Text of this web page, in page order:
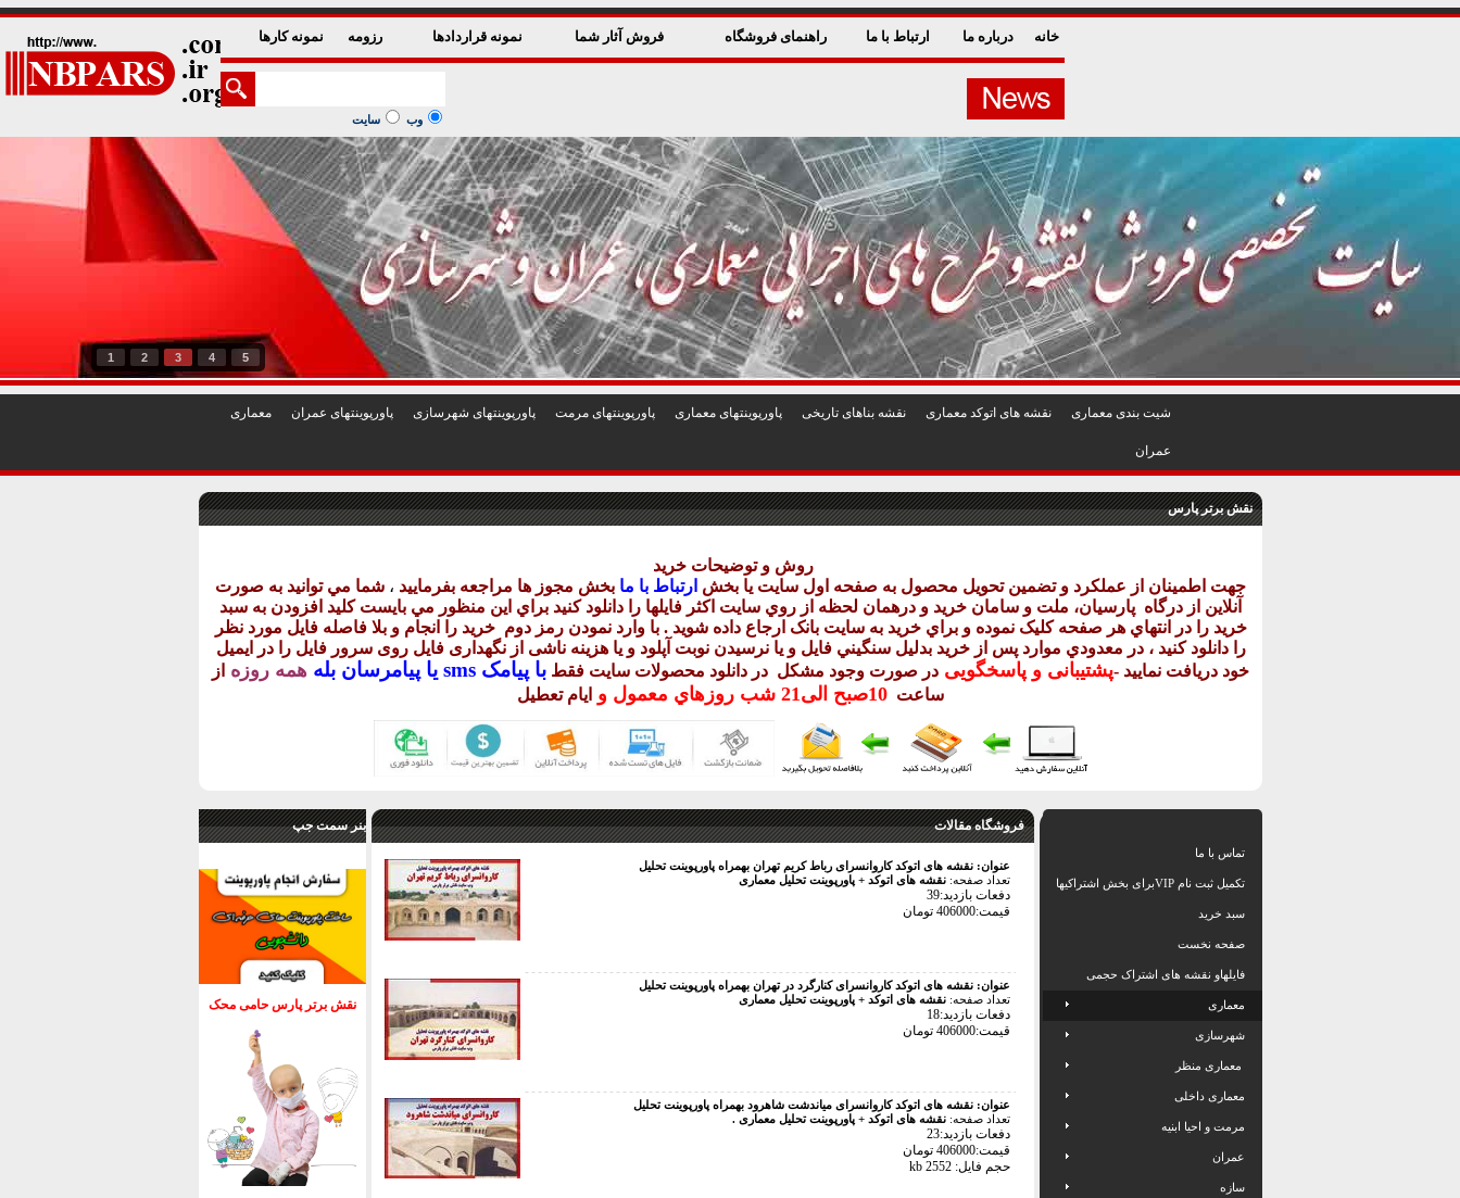
خانه درباره ما ارتباط با ما راهنمای فروشگاه فروش آثار شما نمونه قراردادها رزومه نمونه کارها
وب سایت
1 2 3 4 5
شيت بندی معماری نقشه های اتوکد معماری نقشه بناهای تاريخی پاورپوينتهای معماری پاورپوينتهای مرمت پاورپوينتهای شهرسازی پاورپوينتهای عمران معماری
عمران
نقش برتر پارس
روش و توضيحات خريد
جهت اطمينان از عملکرد و تضمين تحويل محصول به صفحه اول سايت يا بخش ارتباط با ما بخش مجوز ها مراجعه بفرماييد ، شما مي توانيد به صورت
آنلاين از درگاه پارسيان، ملت و سامان خريد و درهمان لحظه از روي سايت اکثر فايلها را دانلود کنيد براي اين منظور مي بايست کليد افزودن به سبد
خريد را در انتهاي هر صفحه کليک نموده و براي خريد به سايت بانک ارجاع داده شويد . با وارد نمودن رمز دوم خريد را انجام و بلا فاصله فايل مورد نظر
را دانلود کنيد ، در معدودي موارد پس از خريد بدليل سنگيني فايل و يا نرسيدن نوبت آپلود و يا هزينه ناشی از نگهداری فايل روی سرور فايل را در ايميل
خود دريافت نماييد -پشتيبانی و پاسخگويی در صورت وجود مشکل در دانلود محصولات سايت فقط با پيامک sms يا پيامرسان بله همه روزه از
ساعت 10صبح الی21 شب روزهاي معمول و ايام تعطيل
بنر سمت جپ
نقش برتر پارس حامی محک
فروشگاه مقالات
عنوان: نقشه های اتوکد کاروانسرای رباط کریم تهران بهمراه پاورپوینت تحلیل
تعداد صفحه: نقشه های اتوکد + پاورپوینت تحلیل معماری
دفعات بازدید:39
قیمت:406000 تومان
عنوان: نقشه های اتوکد کاروانسرای کنارگرد در تهران بهمراه پاورپوینت تحلیل
تعداد صفحه: نقشه های اتوکد + پاورپوینت تحلیل معماری
دفعات بازدید:18
قیمت:406000 تومان
عنوان: نقشه های اتوکد کاروانسرای میاندشت شاهرود بهمراه پاورپوینت تحلیل
تعداد صفحه: نقشه های اتوکد + پاورپوینت تحلیل معماری .
دفعات بازدید:23
قیمت:406000 تومان
حجم فایل: 2552 kb
تماس با ما
تکمیل ثبت نام VIPبرای بخش اشتراکیها
سبد خرید
صفحه نخست
فایلهاو نقشه های اشتراک حجمی
معماری
شهرسازی
معماری منظر
معماری داخلی
مرمت و احیا ابنیه
عمران
سازه